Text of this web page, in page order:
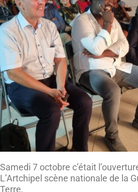
Samedi 7 octobre c’était
L’Artchipel scène nationale de la
Terre.